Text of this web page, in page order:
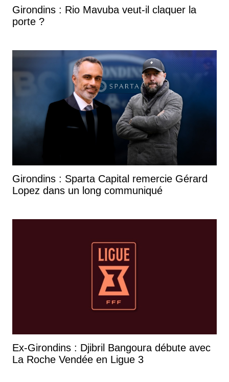
Girondins : Rio Mavuba veut-il claquer la
porte ?
Girondins : Sparta Capital remercie Gérard
Lopez dans un long communiqué
Ex-Girondins : Djibril Bangoura débute avec
La Roche Vendée en Ligue 3